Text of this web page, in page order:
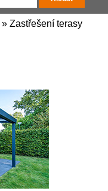
» Zastřešení terasy